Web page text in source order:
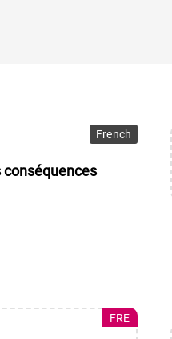
French
conséquences
FRE